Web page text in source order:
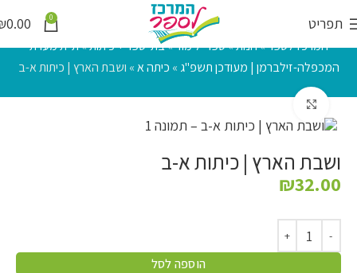
תפריט 0
0.00
המרכז לספר»חנות»ספרי לימוד»בתי ספר + כיתות»ת"ת מערת
המכפלה-זילברמן | מעודכן תשפ"ג » כיתה א» ושבת הארץ | כיתות א-ב
ושבת הארץ | כיתות א-ב
₪32.00
הוספה לסל